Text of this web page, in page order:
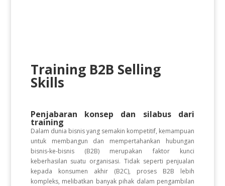
Training B2B Selling
Skills
Penjabaran konsep dan silabus dari
training
Dalam dunia bisnis yang semakin kompetitif, kemampuan
untuk membangun dan mempertahankan hubungan
bisnis-ke-bisnis (B2B) merupakan faktor kunci
keberhasilan suatu organisasi. Tidak seperti penjualan
kepada konsumen akhir (B2C), proses B2B lebih
kompleks, melibatkan banyak pihak dalam pengambilan